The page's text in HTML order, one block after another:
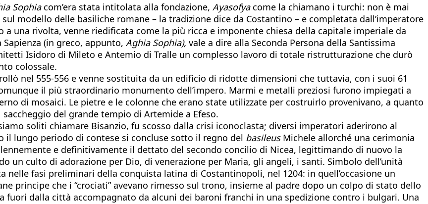
Sophiacom’era stata intitolata alla fondazione, Ayasofyacome la chiamano i turchi: non è mai
modello delle basiliche romane – la tradizione dice da Costantino – e completata dall’imperatore
a una rivolta, venne riedificata come la più ricca e imponente chiesa della capitale imperiale da
(in greco, appunto, Aghia Sophia), vale a dire alla Seconda Persona della Santissima
Isidoro di Mileto e Antemio di Tralle un complesso lavoro di totale ristrutturazione che durò
colossale.
nel 555-556 e venne sostituita da un edificio di ridotte dimensioni che tuttavia, con i suoi 61
il più straordinario monumento dell’impero. Marmi e metalli preziosi furono impiegati a
di mosaici. Le pietre e le colonne che erano state utilizzate per costruirlo provenivano, a quanto
del grande tempio di Artemide a Efeso.
soliti chiamare Bisanzio, fu scosso dalla crisi iconoclasta; diversi imperatori aderirono al
lungo periodo di contese si concluse sotto il regno del basileusMichele allorché una cerimonia
e definitivamente il dettato del secondo concilio di Nicea, legittimando di nuovo la
un culto di adorazione per Dio, di venerazione per Maria, gli angeli, i santi. Simbolo dell’unità
nelle fasi preliminari della conquista latina di Costantinopoli, nel 1204: in quell’occasione un
principe che i “crociati” avevano rimesso sul trono, insieme al padre dopo un colpo di stato dello
dalla città accompagnato da alcuni dei baroni franchi in una spedizione contro i bulgari. Una